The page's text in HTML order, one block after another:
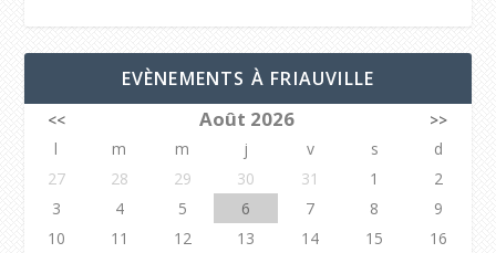
EVÈNEMENTS À FRIAUVILLE
<< Août 2026
>>
l
m m j v s
d
27
28 29 30 31 1
2
3
4 5 6 7 8
9
10
11 12 13 14 15
16